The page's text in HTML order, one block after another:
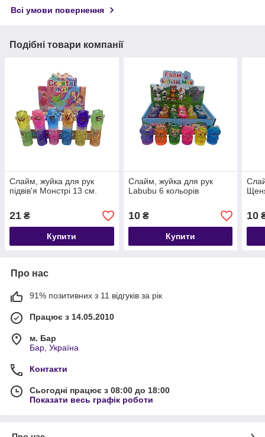
Всі умови повернення
Подібні товари компанії
Слайм, жуйка для рук
підвів'я Монстрі 13 см.
21 ₴
Купити
Слайм, жуйка для рук
Labubu 6 кольорів
10₴
Купити
10
Про нас
91% позитивних з 11 відгуків за рік
Працює з 14.05.2010
м. Бар
Бар, Україна
Контакти
Сьогодні працює з 08:00 до 18:00
Показати весь графік роботи